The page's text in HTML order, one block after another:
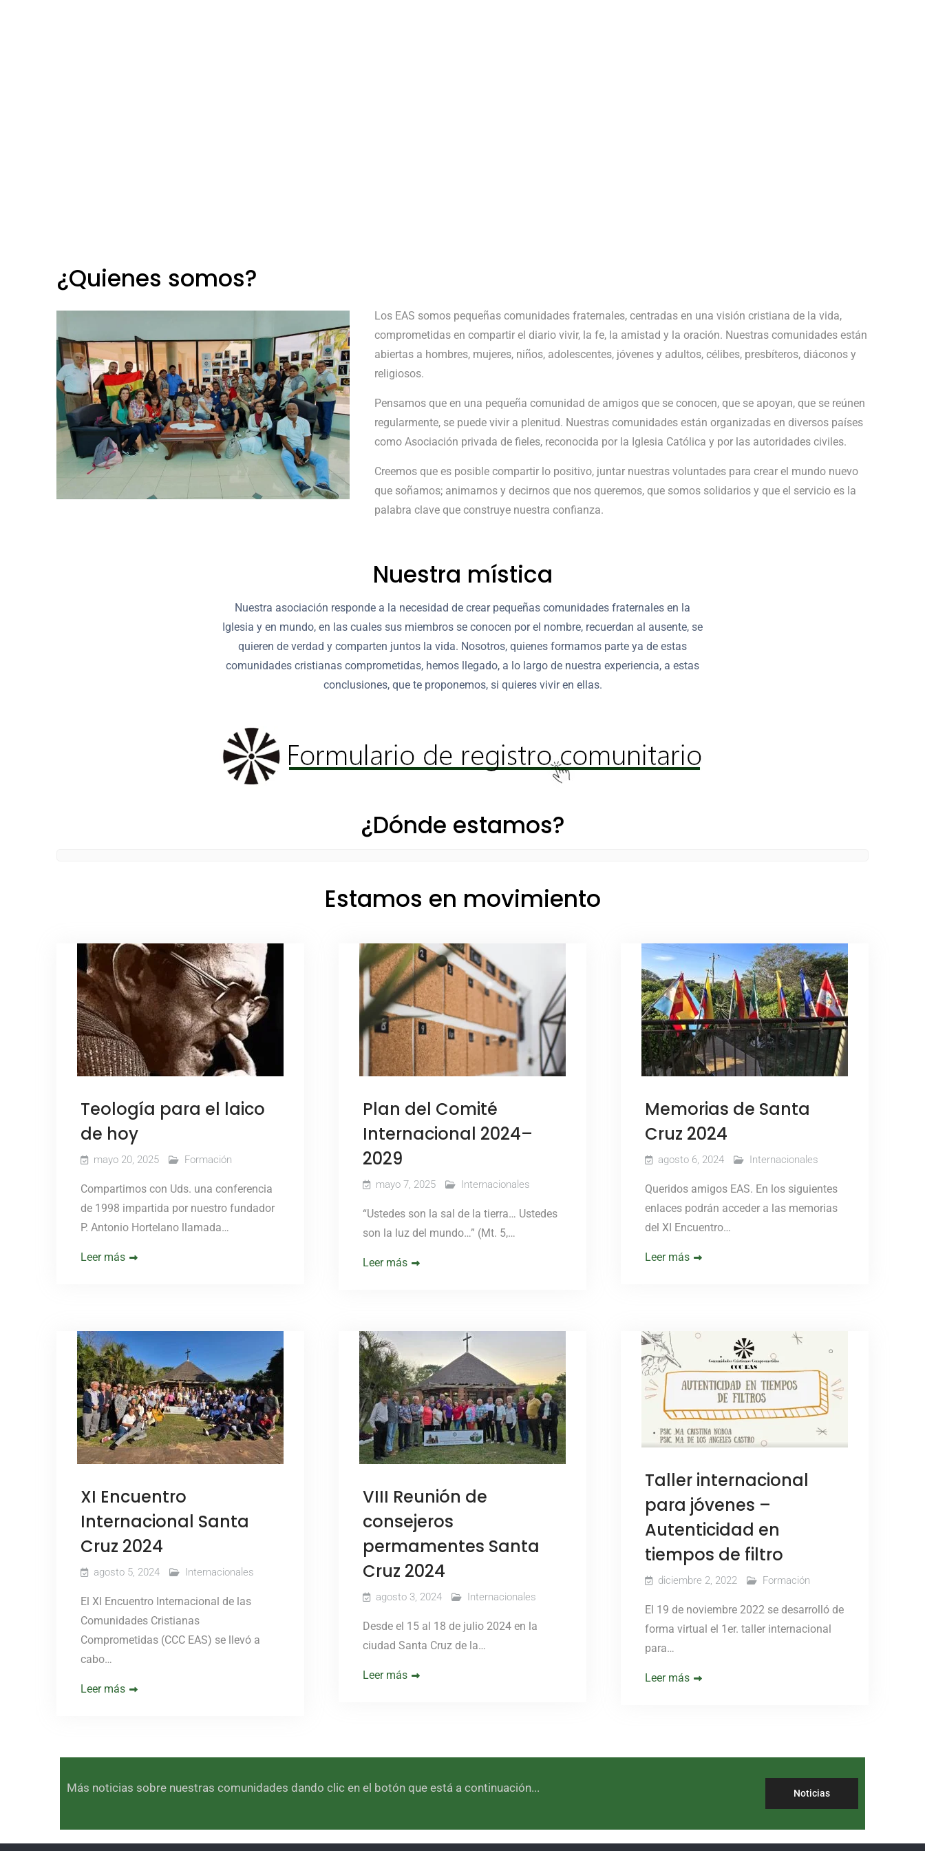
¿Quienes somos?
Los EAS somos pequeñas comunidades fraternales, centradas en una visión cristiana de la vida,
comprometidas en compartir el diario vivir, la fe, la amistad y la oración. Nuestras comunidades están
abiertas a hombres, mujeres, niños, adolescentes, jóvenes y adultos, célibes, presbíteros, diáconos y
religiosos.
Pensamos que en una pequeña comunidad de amigos que se conocen, que se apoyan, que se reúnen
regularmente, se puede vivir a plenitud. Nuestras comunidades están organizadas en diversos países
como Asociación privada de fieles, reconocida por la Iglesia Católica y por las autoridades civiles.
Creemos que es posible compartir lo positivo, juntar nuestras voluntades para crear el mundo nuevo
que soñamos; animarnos y decirnos que nos queremos, que somos solidarios y que el servicio es la
palabra clave que construye nuestra confianza.
Nuestra mística
Nuestra asociación responde a la necesidad de crear pequeñas comunidades fraternales en la
Iglesia y en mundo, en las cuales sus miembros se conocen por el nombre, recuerdan al ausente, se
quieren de verdad y comparten juntos la vida. Nosotros, quienes formamos parte ya de estas
comunidades cristianas comprometidas, hemos llegado, a lo largo de nuestra experiencia, a estas
conclusiones, que te proponemos, si quieres vivir en ellas.
¿Dónde estamos?
Estamos en movimiento
Teología para el laico
de hoy
mayo 20, 2025 Formación
Compartimos con Uds. una conferencia
de 1998 impartida por nuestro fundador
P. Antonio Hortelano llamada…
Leer más
Plan del Comité
Internacional 2024–
2029
mayo 7, 2025 Internacionales
“Ustedes son la sal de la tierra… Ustedes
son la luz del mundo…” (Mt. 5,…
Leer más
Memorias de Santa
Cruz 2024
agosto 6, 2024 Internacionales
Queridos amigos EAS. En los siguientes
enlaces podrán acceder a las memorias
del XI Encuentro…
Leer más
XI Encuentro
Internacional Santa
Cruz 2024
agosto 5, 2024 Internacionales
El XI Encuentro Internacional de las
Comunidades Cristianas
Comprometidas (CCC EAS) se llevó a
cabo…
Leer más
VIII Reunión de
consejeros
permamentes Santa
Cruz 2024
agosto 3, 2024 Internacionales
Desde el 15 al 18 de julio 2024 en la
ciudad Santa Cruz de la…
Leer más
Taller internacional
para jóvenes –
Autenticidad en
tiempos de filtro
diciembre 2, 2022 Formación
El 19 de noviembre 2022 se desarrolló de
forma virtual el 1er. taller internacional
para…
Leer más
Más noticias sobre nuestras comunidades dando clic en el botón que está a continuación... Noticias